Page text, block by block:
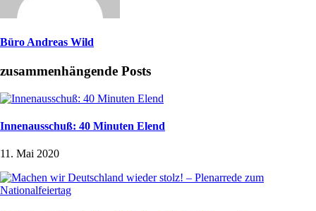
Büro Andreas Wild
zusammenhängende Posts
Innenausschuß: 40 Minuten Elend
11. Mai 2020